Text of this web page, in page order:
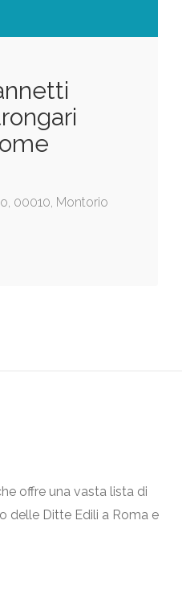
00010, Montorio
offre una vasta lista di
delle Ditte Edili a Roma e